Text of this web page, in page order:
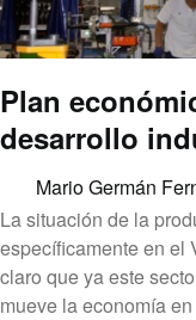
Plan
desarrollo
Mario Germán
La situación de la
específicamente en el
claro que ya este
mueve la economía